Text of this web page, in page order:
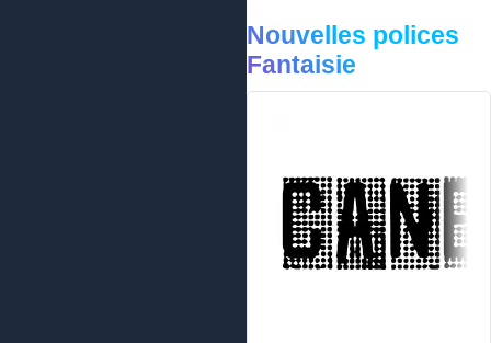
Nouvelles polices
Fantaisie